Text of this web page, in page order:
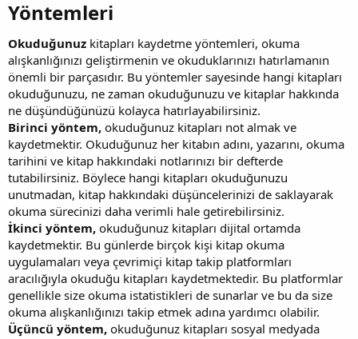
Yöntemleri​
Okuduğunuz kitapları kaydetme yöntemleri, okuma
alışkanlığınızı geliştirmenin ve okuduklarınızı hatırlamanın
önemli bir parçasıdır. Bu yöntemler sayesinde hangi kitapları
okuduğunuzu, ne zaman okuduğunuzu ve kitaplar hakkında
ne düşündüğünüzü kolayca hatırlayabilirsiniz.
Birinci yöntem, okuduğunuz kitapları not almak ve
kaydetmektir. Okuduğunuz her kitabın adını, yazarını, okuma
tarihini ve kitap hakkındaki notlarınızı bir defterde
tutabilirsiniz. Böylece hangi kitapları okuduğunuzu
unutmadan, kitap hakkındaki düşüncelerinizi de saklayarak
okuma sürecinizi daha verimli hale getirebilirsiniz.
İkinci yöntem, okuduğunuz kitapları dijital ortamda
kaydetmektir. Bu günlerde birçok kişi kitap okuma
uygulamaları veya çevrimiçi kitap takip platformları
aracılığıyla okuduğu kitapları kaydetmektedir. Bu platformlar
genellikle size okuma istatistikleri de sunarlar ve bu da size
okuma alışkanlığınızı takip etmek adına yardımcı olabilir.
Üçüncü yöntem, okuduğunuz kitapları sosyal medyada